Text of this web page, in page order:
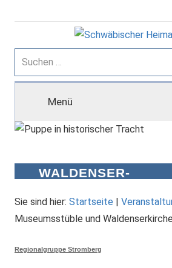
Inhalt
Schwäbischer
Heimatbund
Suchen
nach:
Menü
WALDENSER-
PINACHE
Sie sind hier: Startseite |
Museumsstüble und
Regionalgruppe Stromberg